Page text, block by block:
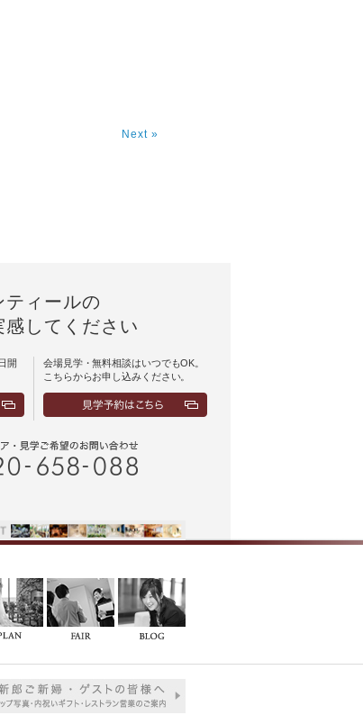
Next »
ティールの
感してください
開
会場見学・無料相談はいつでもOK。
こちらからお申し込みください。